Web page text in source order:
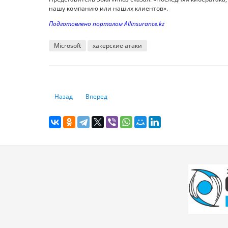
нашу компанию или наших клиентов».
Подготовлено порталом Allinsurance.kz
Microsoft хакерские атаки
Предыдущий: Европейским банкам рекомендуют
Назад Следующий: Эксперт обнаружил баги NFC,
Вперед